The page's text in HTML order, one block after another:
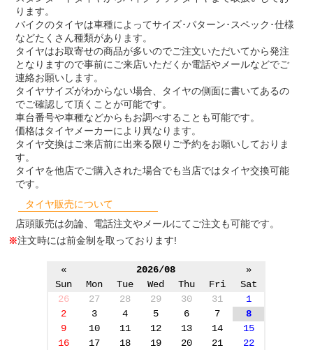
ります。
バイクのタイヤは車種によってサイズ･パターン･スペック･仕様
などたくさん種類があります。
タイヤはお取寄せの商品が多いのでご注文いただいてから発注
となりますので事前にご来店いただくか電話やメールなどでご
連絡お願いします。
タイヤサイズがわからない場合、タイヤの側面に書いてあるの
でご確認して頂くことが可能です。
車台番号や車種などからもお調べすることも可能です。
価格はタイヤメーカーにより異なります。
タイヤ交換はご来店前に出来る限りご予約をお願いしておりま
す。
タイヤを他店でご購入された場合でも当店ではタイヤ交換可能
です。
タイヤ販売について
店頭販売は勿論、電話注文やメールにてご注文も可能です。
※注文時には前金制を取っております!
« 2026/08
»
Sun
Mon Tue Wed Thu Fri
Sat
26
27 28 29 30 31
1
2
3 4 5 6 7
8
9
10 11 12 13 14
15
16
17 18 19 20 21
22